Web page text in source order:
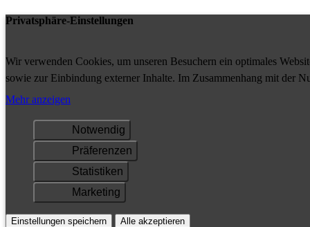
Privatsphäre-Einstellungen
Wir verwenden Cookies, um unseren Besuchern ein optimales
sowie zur Einbindung externer Inhalte. Im Zusammenhang mit der
Ihrem Gerät gespeichert und/oder abgerufen.
Mehr anzeigen
Notwendig
Präferenzen
Statistiken
Marketing
Einstellungen speichern Alle akzeptieren